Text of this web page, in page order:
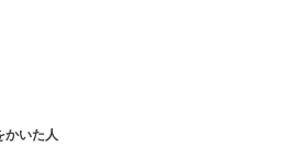
かいた人